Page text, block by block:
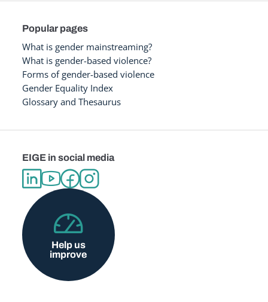
Popular pages
What is gender mainstreaming?
What is gender-based violence?
Forms of gender-based violence
Gender Equality Index
Glossary and Thesaurus
EIGE in social media
Help us
improve